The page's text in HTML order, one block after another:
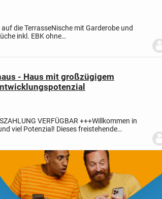
die TerrasseNische mit Garderobe und
inkl. EBK ohne
- Haus mit großzügigem
VERFÜGBAR +++Willkommen in
viel Potenzial! Dieses freistehende
m² großen Grundstück bietet die...